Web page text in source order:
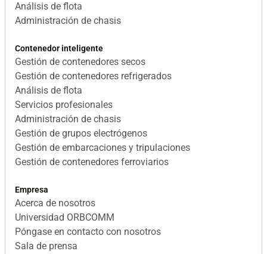
Análisis de flota
Administración de chasis
Contenedor inteligente
Gestión de contenedores secos
Gestión de contenedores refrigerados
Análisis de flota
Servicios profesionales
Administración de chasis
Gestión de grupos electrógenos
Gestión de embarcaciones y tripulaciones
Gestión de contenedores ferroviarios
Empresa
Acerca de nosotros
Universidad ORBCOMM
Póngase en contacto con nosotros
Sala de prensa